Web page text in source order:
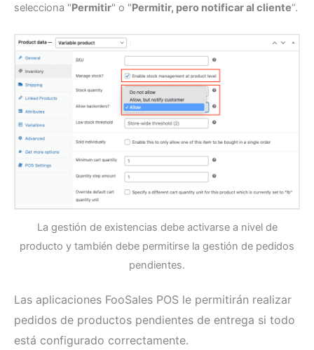
selecciona "Permitir" o "Permitir, pero notificar al cliente“.
La gestión de existencias debe activarse a nivel de
producto y también debe permitirse la gestión de pedidos
pendientes.
Las aplicaciones FooSales POS le permitirán realizar
pedidos de productos pendientes de entrega si todo
está configurado correctamente.